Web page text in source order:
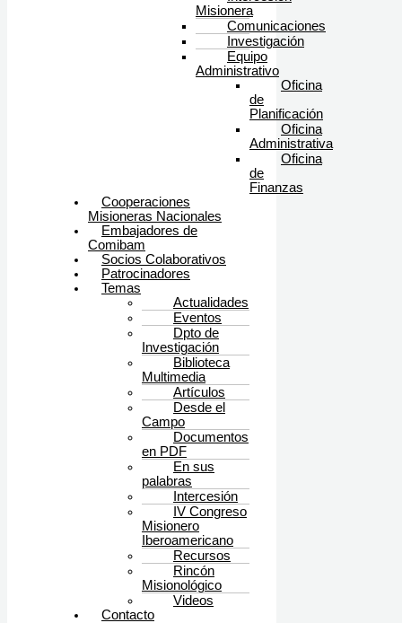
Misionera
Comunicaciones
Investigación
Equipo
Administrativo
Oficina
de
Planificación
Oficina
Administrativa
Oficina
de
Finanzas
Cooperaciones
Misioneras Nacionales
Embajadores de
Comibam
Socios Colaborativos
Patrocinadores
Temas
Actualidades
Eventos
Dpto de
Investigación
Biblioteca
Multimedia
Artículos
Desde el
Campo
Documentos
en PDF
En sus
palabras
Intercesión
IV Congreso
Misionero
Iberoamericano
Recursos
Rincón
Misionológico
Videos
Contacto